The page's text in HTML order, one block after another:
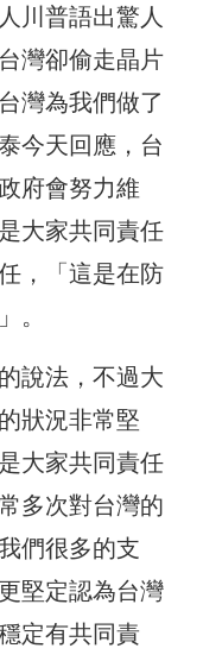
川普語出驚人
灣卻偷走晶片
灣為我們做了
今天回應，台
府會努力維
大家共同責任
，「這是在防
。
說法，不過大
狀況非常堅
大家共同責任
多次對台灣的
們很多的支
堅定認為台灣
定有共同責